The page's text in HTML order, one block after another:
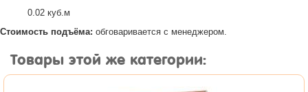
0.02 куб.м
Стоимость подъёма: обговаривается с менеджером.
Товары этой же категории: